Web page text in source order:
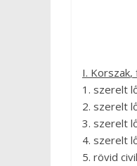
I. Korszak,
1. szerelt
2. szerelt
3. szerelt
4. szerelt
5. rövid